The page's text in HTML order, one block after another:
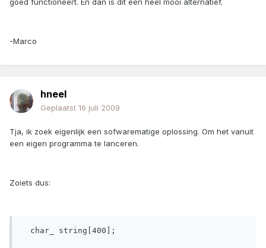
goed functioneert. En dan is dit een heel mooi alternatief.
-Marco
hneel
Geplaatst 16 juli 2009
Tja, ik zoek eigenlijk een sofwarematige oplossing. Om het vanuit
een eigen programma te lanceren.
Zoiets dus: